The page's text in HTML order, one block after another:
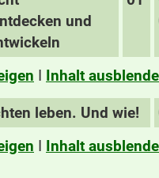
und
I Inhalt
leben. Und wie!
I Inhalt